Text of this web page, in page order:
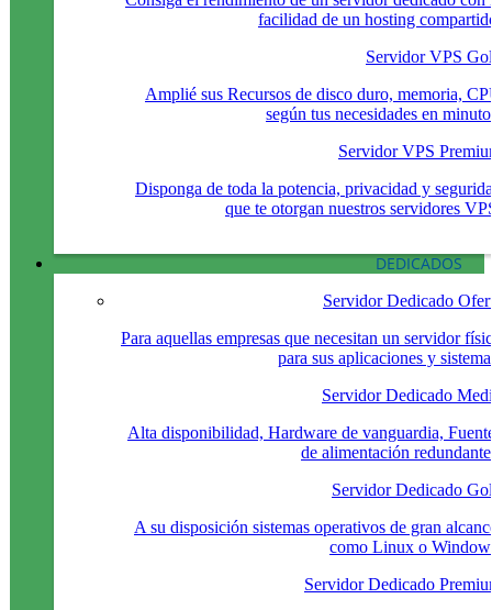
facilidad de un hosting
Servidor VPS
Amplié sus Recursos de disco duro, memoria,
según tus necesidades en
Servidor VPS
Disponga de toda la potencia, privacidad y
que te otorgan nuestros servidores
DEDICADOS
Servidor Dedicado
Para aquellas empresas que necesitan un servidor
para sus aplicaciones y
Servidor Dedicado
Alta disponibilidad, Hardware de vanguardia,
de alimentación
Servidor Dedicado
A su disposición sistemas operativos de gran
como Linux o
Servidor Dedicado